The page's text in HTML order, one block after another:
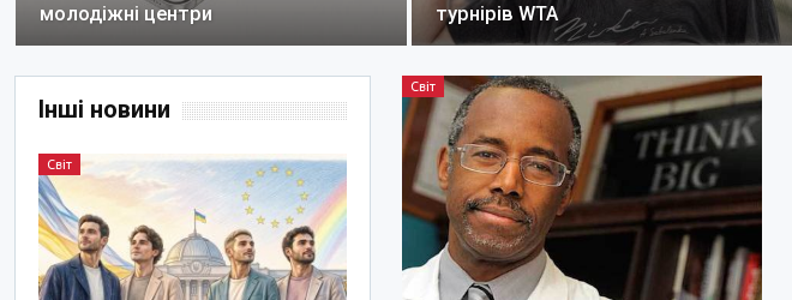
молодіжні центри
турнірів WTA
Світ
Інші новини
Світ